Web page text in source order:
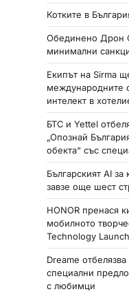
Котките в
Обединено Дрон
минимални
Екипът на Sirma
международните
интелект в
БТС и Yettel
„Опознай
обекта“ със
Българският AI
завзе още шест
HONOR пренася
мобилното
Technology Launch
Dreame
специални
с любимци